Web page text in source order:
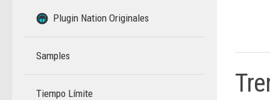
Plugin Nation Originales
–
Samples
Tiempo Límite
–